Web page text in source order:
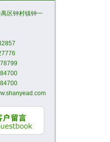
区钟村镇钟一